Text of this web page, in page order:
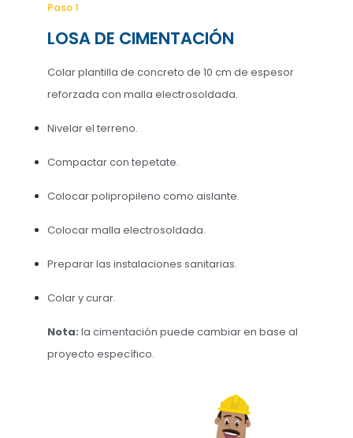
Paso 1
LOSA DE CIMENTACIÓN
Colar plantilla de concreto de 10 cm de espesor
reforzada con malla electrosoldada.
Nivelar el terreno.
Compactar con tepetate.
Colocar polipropileno como aislante.
Colocar malla electrosoldada.
Preparar las instalaciones sanitarias.
Colar y curar.
Nota: la cimentación puede cambiar en base al
proyecto específico.